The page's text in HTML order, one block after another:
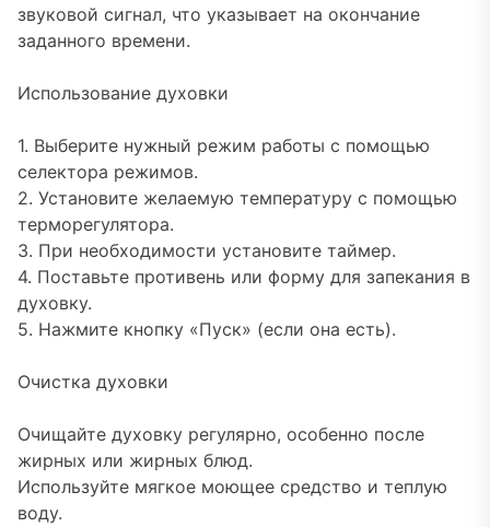
звуковой сигнал, что указывает на окончание
заданного времени.
Использование духовки
1. Выберите нужный режим работы с помощью
селектора режимов.
2. Установите желаемую температуру с помощью
терморегулятора.
3. При необходимости установите таймер.
4. Поставьте противень или форму для запекания в
духовку.
5. Нажмите кнопку «Пуск» (если она есть).
Очистка духовки
Очищайте духовку регулярно, особенно после
жирных или жирных блюд.
Используйте мягкое моющее средство и теплую
воду.